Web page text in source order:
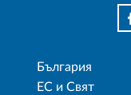
България
ЕС и Свят